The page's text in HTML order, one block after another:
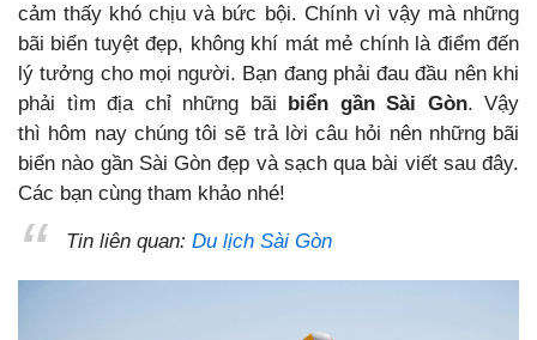
cảm thấy khó chịu và bức bội. Chính vì vậy mà những
bãi biển tuyệt đẹp, không khí mát mẻ chính là điểm đến
lý tưởng cho mọi người. Bạn đang phải đau đầu nên khi
phải tìm địa chỉ những bãi biển gần Sài Gòn. Vậy
thì hôm nay chúng tôi sẽ trả lời câu hỏi nên những bãi
biển nào gần Sài Gòn đẹp và sạch qua bài viết sau đây.
Các bạn cùng tham khảo nhé!
Tin liên quan: Du lịch Sài Gòn